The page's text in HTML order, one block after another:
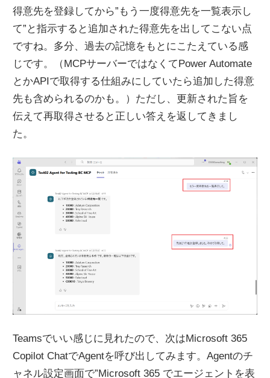
得意先を登録してから”もう一度得意先を一覧表示し
て”と指示すると追加された得意先を出してこない点
ですね。多分、過去の記憶をもとにこたえている感
じです。（MCPサーバーではなくてPower Automate
とかAPIで取得する仕組みにしていたら追加した得意
先も含められるのかも。）ただし、更新された旨を
伝えて再取得させると正しい答えを返してきまし
た。
Teamsでいい感じに見れたので、次はMicrosoft 365
Copilot ChatでAgentを呼び出してみます。Agentのチ
ャネル設定画面で”Microsoft 365 でエージェントを表